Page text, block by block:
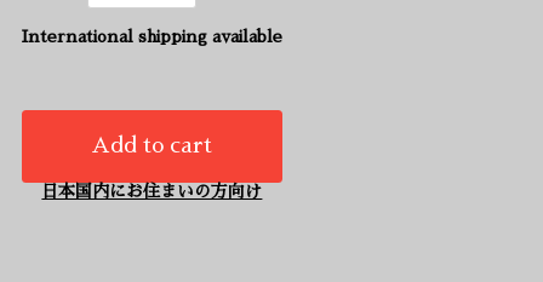
International shipping available
Add to cart
日本国内にお住まいの方向け